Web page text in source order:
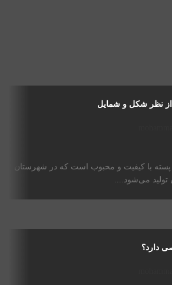
از نظر شکل و شمایل
پسته با کیفیت و محبوب است که در شهرستان
تولید می‌شود....
دارد؟